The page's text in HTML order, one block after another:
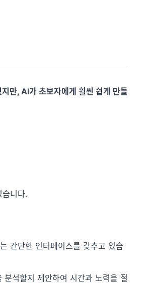
만, AI가 초보자에게 훨씬 쉽게 만들
니다.
간단한 인터페이스를 갖추고 있습
석할지 제안하여 시간과 노력을 절